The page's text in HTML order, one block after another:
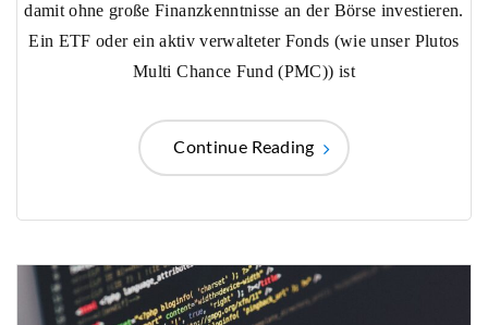
damit ohne große Finanzkenntnisse an der Börse investieren.
Ein ETF oder ein aktiv verwalteter Fonds (wie unser Plutos
Multi Chance Fund (PMC)) ist
Continue Reading